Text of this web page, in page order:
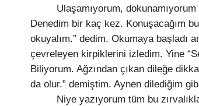
Ulaşamıyorum, dokunamıyorum
Denedim bir kaç kez. Konuşacağım
okuyalım.” dedim. Okumaya başladı
çevreleyen kirpiklerini izledim. Yine
Biliyorum. Ağzından çıkan dileğe
da olur.” demiştim. Aynen dilediğim
Niye yazıyorum tüm bu